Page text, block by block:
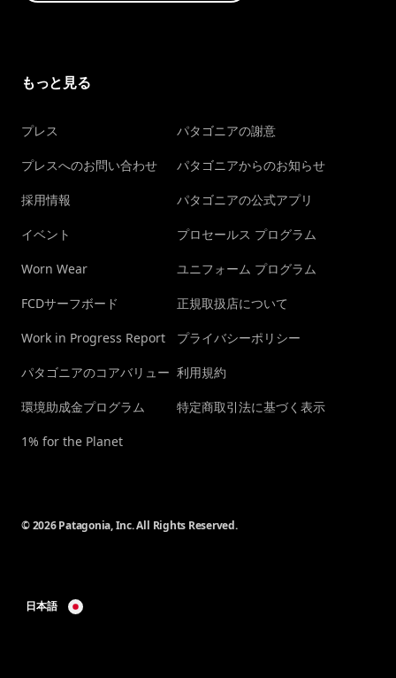
もっと見る
プレス
プレスへのお問い合わせ
採用情報
イベント
Worn Wear
FCDサーフボード
Work in Progress Report
パタゴニアのコアバリュー
環境助成金プログラム
1% for the Planet
パタゴニアの謝意
パタゴニアからのお知らせ
パタゴニアの公式アプリ
プロセールス プログラム
ユニフォーム プログラム
正規取扱店について
プライバシーポリシー
利用規約
特定商取引法に基づく表示
© 2026 Patagonia, Inc. All Rights Reserved.
日本語